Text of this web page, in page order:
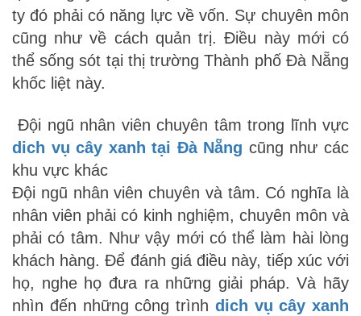
ty đó phải có năng lực về vốn. Sự chuyên môn
cũng như về cách quản trị. Điều này mới có
thể sống sót tại thị trường Thành phố Đà Nẵng
khốc liệt này.
Đội ngũ nhân viên chuyên tâm trong lĩnh vực
dich vụ cây xanh tại Đà Nẵng cũng như các
khu vực khác
Đội ngũ nhân viên chuyên và tâm. Có nghĩa là
nhân viên phải có kinh nghiệm, chuyên môn và
phải có tâm. Như vậy mới có thể làm hài lòng
khách hàng. Để đánh giá điều này, tiếp xúc với
họ, nghe họ đưa ra những giải pháp. Và hãy
nhìn đến những công trình dich vụ cây xanh